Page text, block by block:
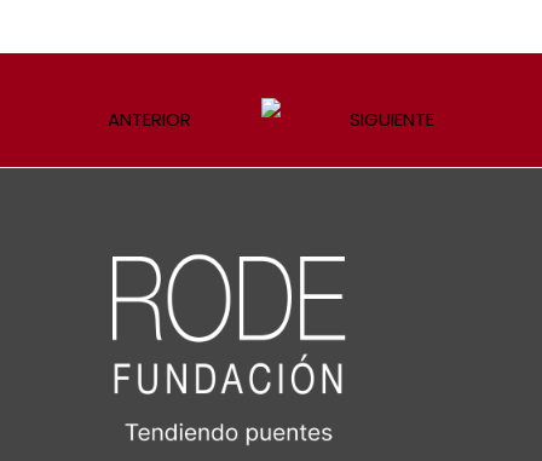
ANTERIOR SIGUIENTE